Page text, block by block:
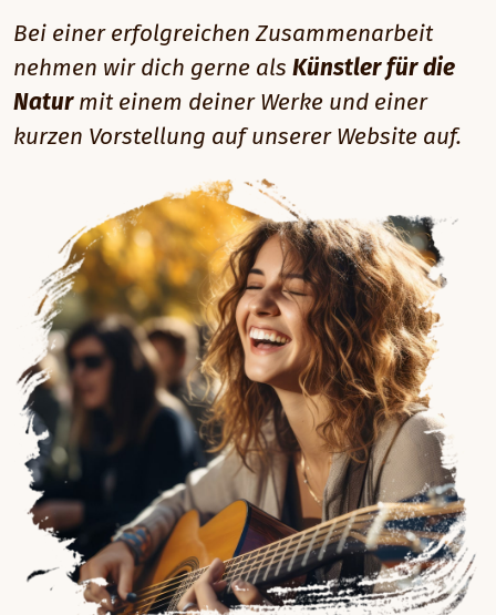
Bei einer erfolgreichen Zusammenarbeit
nehmen wir dich gerne als Künstler für die
Naturmit einem deiner Werke und einer
kurzen Vorstellung auf unserer Website auf.